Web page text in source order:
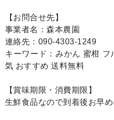
【お問合せ先】
事業者名：森本農園
連絡先：090-4303-1249
キーワード：みかん 蜜柑 フ
気 おすすめ 送料無料
【賞味期限・消費期限】
生鮮食品なので到着後お早